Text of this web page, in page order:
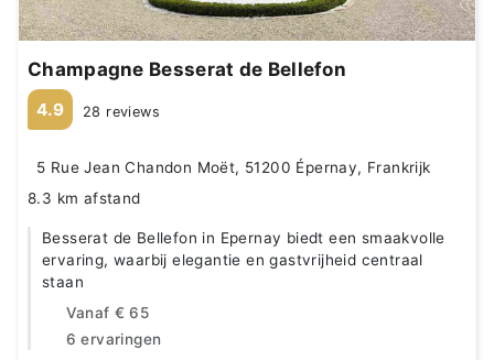
Champagne Besserat de Bellefon
4.9 28 reviews
5 Rue Jean Chandon Moët, 51200 Épernay, Frankrijk
8.3 km afstand
Besserat de Bellefon in Epernay biedt een smaakvolle
ervaring, waarbij elegantie en gastvrijheid centraal
staan
Vanaf € 65
6 ervaringen